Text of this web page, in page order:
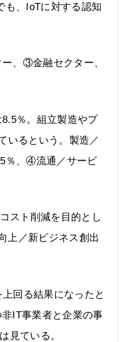
も、IoTに対する認知
、③金融セクター、
％。組立製造やプ
いるという。製造／
％、④流通／サービ
スト削減を目的とし
上／新ビジネス創出
回る結果になったと
IT事業者と企業の事
見ている。